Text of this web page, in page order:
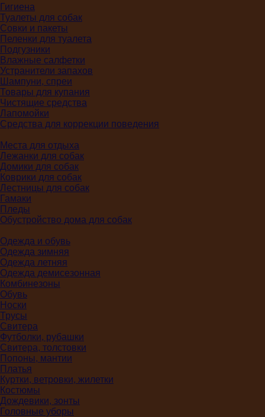
Гигиена
Туалеты для собак
Совки и пакеты
Пеленки для туалета
Подгузники
Влажные салфетки
Устранители запахов
Шампуни, спреи
Товары для купания
Чистящие средства
Лапомойки
Средства для коррекции поведения
Места для отдыха
Лежанки для собак
Домики для собак
Коврики для собак
Лестницы для собак
Гамаки
Пледы
Обустройство дома для собак
Одежда и обувь
Одежда зимняя
Одежда летняя
Одежда демисезонная
Комбинезоны
Обувь
Носки
Трусы
Свитера
Футболки, рубашки
Свитера, толстовки
Попоны, мантии
Платья
Куртки, ветровки, жилетки
Костюмы
Дождевики, зонты
Головные уборы